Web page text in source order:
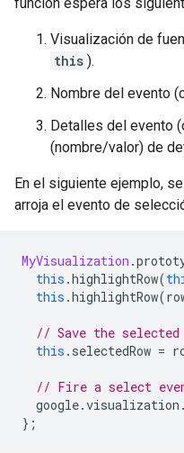
Visualización de
this ).
Nombre del evento
Detalles del evento
(nombre/valor) de
En el siguiente ejemplo,
arroja el evento de
MyVisualization .
this .highlightRow(
this .highlightRow(
// Save the
this . selectedRow =
// Fire a select
google.visualization .
};